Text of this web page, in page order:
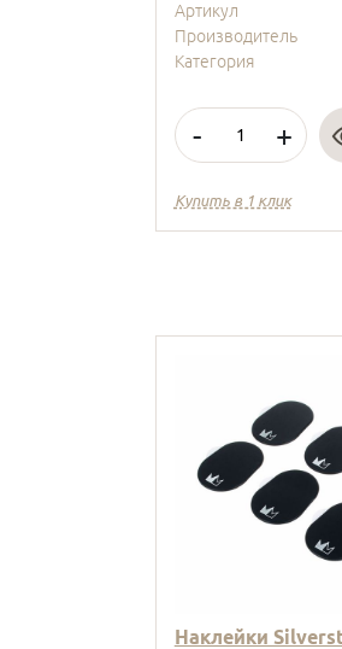
Артикул
Производитель
Категория
- +
Купить в 1 клик
Наклейки